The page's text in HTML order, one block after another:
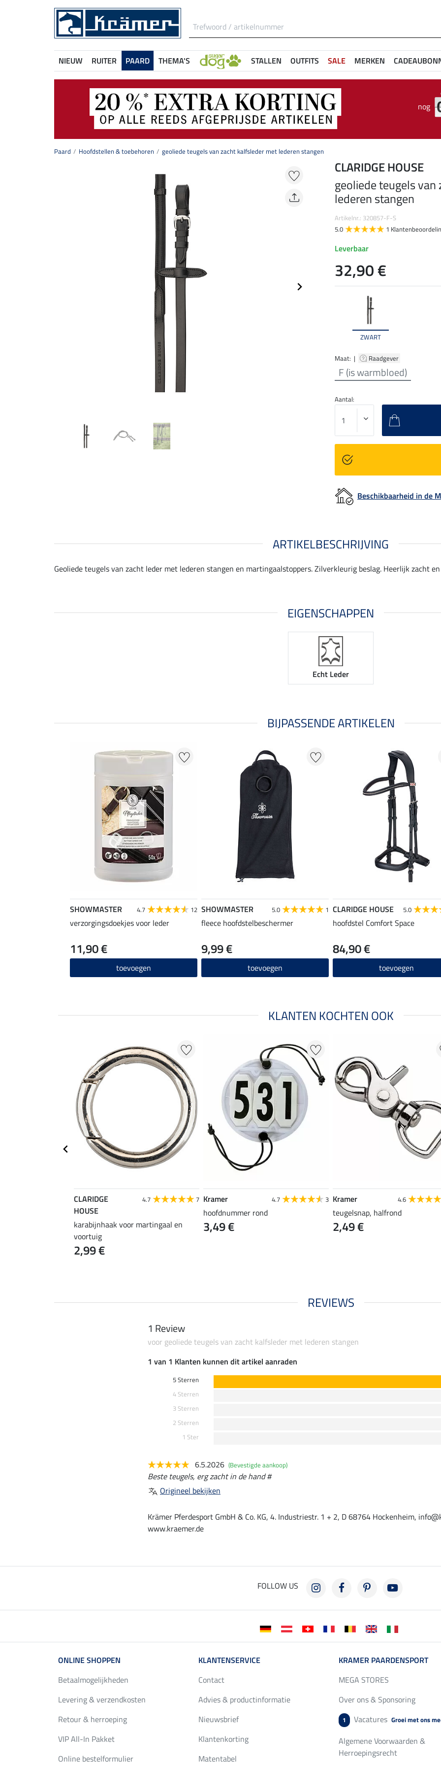
NIEUW RUITER PAARD THEMA'S STALLEN OUTFITS SALE MERKEN
nog
Paard Hoofdstellen & toebehoren geoliede teugels van zacht kalfsleder met lederen stangen
ZWART
Maat: | Raadgever
F (is warmbloed)
CLARIDGE HOUSE
geoliede teugels
lederen stangen
Artikelnr.: 320857-F-S
5.0
1
Leverbaar
32,90 €
Aantal:
Beschikbaarheid in de
ARTIKELBESCHRIJVING
Geoliede teugels van zacht leder met lederen stangen en martingaalstoppers. Zilverkleurig beslag. Heerlijk zacht
EIGENSCHAPPEN
Echt Leder
BIJPASSENDE ARTIKELEN
SHOWMASTER 4.7 12
verzorgingsdoekjes voor leder
11,90 €
toevoegen
SHOWMASTER 5.0 1
fleece hoofdstelbeschermer
9,99 €
toevoegen
CLARIDGE HOUSE 5.0
hoofdstel Comfort Space
84,90 €
toevoegen
KLANTEN KOCHTEN OOK
CLARIDGE
HOUSE
4.7 7
karabijnhaak voor martingaal en
voortuig
2,99 €
Kramer 4.7 3
hoofdnummer rond
3,49 €
Kramer 4.6
teugelsnap, halfrond
2,49 €
REVIEWS
1 Review
voor geoliede teugels van zacht kalfsleder met lederen stangen
1 van 1 Klanten kunnen dit artikel aanraden
5 Sterren
4 Sterren
3 Sterren
2 Sterren
1 Ster
6.5.2026 (Bevestigde aankoop)
Beste teugels, erg zacht in de hand #
Origineel bekijken
Krämer Pferdesport GmbH & Co. KG, 4. Industriestr. 1 + 2, D 68764 Hockenheim,
www.kraemer.de
FOLLOW US
ONLINE SHOPPEN
Betaalmogelijkheden
Levering & verzendkosten
Retour & herroeping
VIP All-In Pakket
Online bestelformulier
KLANTENSERVICE
Contact
Advies & productinformatie
Nieuwsbrief
Klantenkorting
Matentabel
KRAMER PAARDENSPORT
MEGA STORES
Over ons & Sponsoring
1 Vacatures Groei met ons
Algemene Voorwaarden &
Herroepingsrecht